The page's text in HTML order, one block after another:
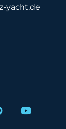
yacht.de